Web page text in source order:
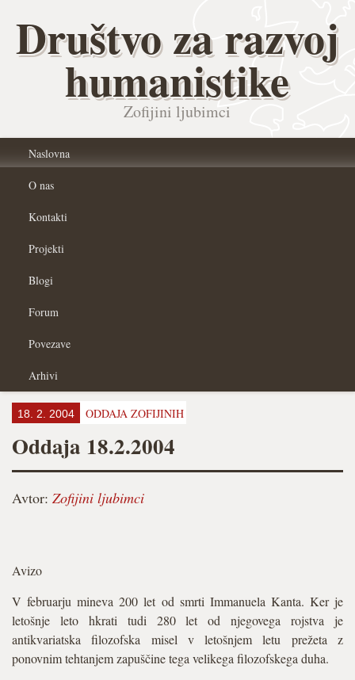
Društvo za razvoj
humanistike
Zofijini ljubimci
Naslovna
O nas
Kontakti
Projekti
Blogi
Forum
Povezave
Arhivi
18. 2. 2004 ODDAJA ZOFIJINIH
Oddaja 18.2.2004
Avtor: Zofijini ljubimci
Avizo
V februarju mineva 200 let od smrti Immanuela Kanta. Ker je
letošnje leto hkrati tudi 280 let od njegovega rojstva je
antikvariatska filozofska misel v letošnjem letu prežeta z
ponovnim tehtanjem zapuščine tega velikega filozofskega duha.